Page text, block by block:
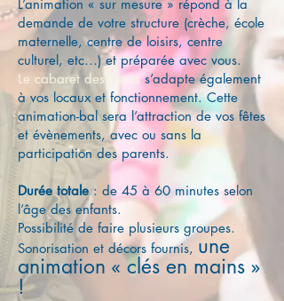
L’animation « sur mesure » répond à la
demande de votre structure (crèche, école
maternelle, centre de loisirs, centre
culturel, etc…) et préparée avec vous.
Le cabaret des petitss’adapte également
à vos locaux et fonctionnement. Cette
animation-bal sera l’attraction de vos fêtes
et évènements, avec ou sans la
participation des parents.
Durée totale: de 45 à 60 minutes selon
l’âge des enfants.
Possibilité de faire plusieurs groupes.
Sonorisation et décors fournis, une
animation « clés en mains »
!